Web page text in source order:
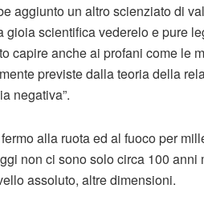
aggiunto un altro scienziato di
gioia scientifica vederelo e pure
capire anche ai profani come le
previste dalla teoria della
negativa”.
fermo alla ruota ed al fuoco per
non ci sono solo circa 100
assoluto, altre dimensioni.